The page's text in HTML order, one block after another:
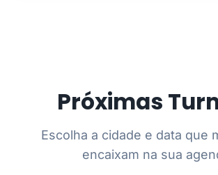
Próximas
Escolha a cidade e data que
encaixam na sua